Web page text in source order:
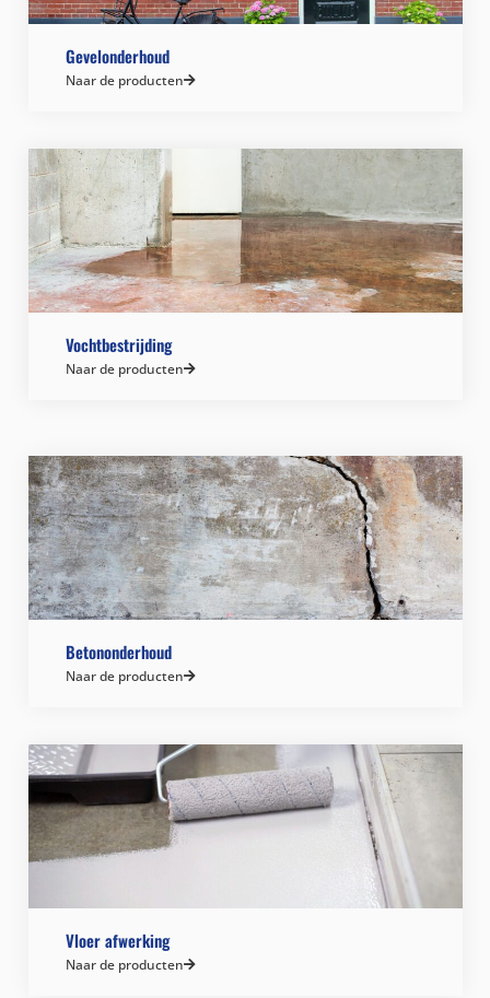
Gevelonderhoud
Naar de producten
Vochtbestrijding
Naar de producten
Betononderhoud
Naar de producten
Vloer afwerking
Naar de producten